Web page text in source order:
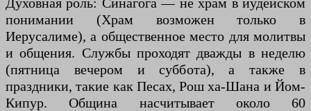
понимании (Храм возможен только в
Иерусалиме), а общественное место для молитвы
и общения. Службы проходят дважды в неделю
(пятница вечером и суббота), а также в
праздники, такие как Песах, Рош ха-Шана и Йом-
Кипур. Община насчитывает около 60